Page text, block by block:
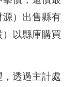
）出售縣有
以縣庫購買
透過主計處